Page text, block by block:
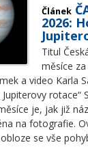
Článek
2026:
Titul
měsíce
a video Karla
rotace“
je, jak již
na fotografie.
se vše